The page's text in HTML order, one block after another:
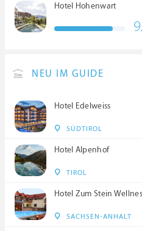
Hotel Hohenwart
9.
NEU IM GUIDE
Hotel Edelweiss
SÜDTIROL
Hotel Alpenhof
TIROL
Hotel Zum Stein
SACHSEN-ANHALT